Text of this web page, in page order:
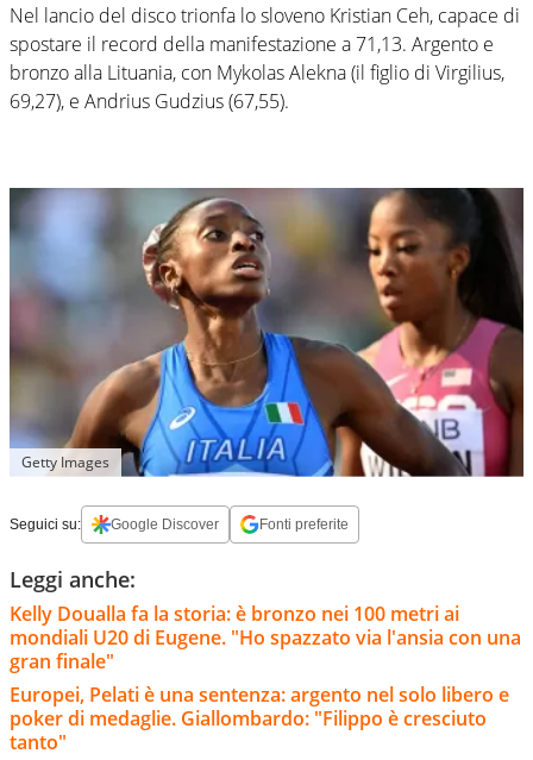
Nel lancio del disco trionfa lo sloveno Kristian Ceh, capace di
spostare il record della manifestazione a 71,13. Argento e
bronzo alla Lituania, con Mykolas Alekna (il figlio di Virgilius,
69,27), e Andrius Gudzius (67,55).
Getty Images
Seguici su: Google Discover Fonti preferite
Leggi anche:
Kelly Doualla fa la storia: è bronzo nei 100 metri ai
mondiali U20 di Eugene. "Ho spazzato via l'ansia con una
gran finale"
Europei, Pelati è una sentenza: argento nel solo libero e
poker di medaglie. Giallombardo: "Filippo è cresciuto
tanto"